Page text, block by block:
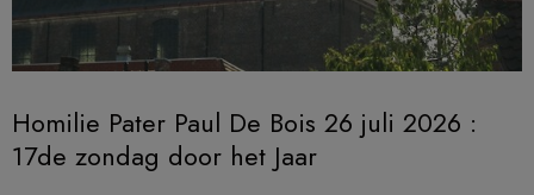
Homilie Pater Paul De Bois 26 juli 2026 :
17de zondag door het Jaar